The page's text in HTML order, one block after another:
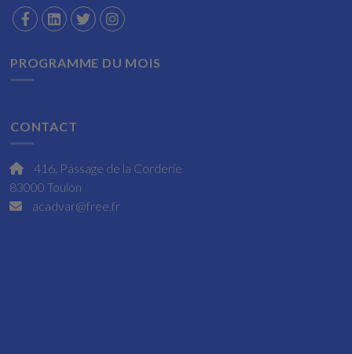
PROGRAMME DU MOIS
CONTACT
416, Passage de la Corderie
83000 Toulon
acadvar@free.fr